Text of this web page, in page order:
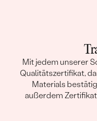
Mit jedem unserer
Qualitätszertifikat,
Materials
außerdem